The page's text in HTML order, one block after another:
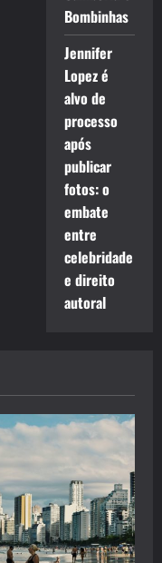
Bombinhas
Jennifer
Lopez é
alvo de
processo
após
publicar
fotos: o
embate
entre
celebridade
e direito
autoral